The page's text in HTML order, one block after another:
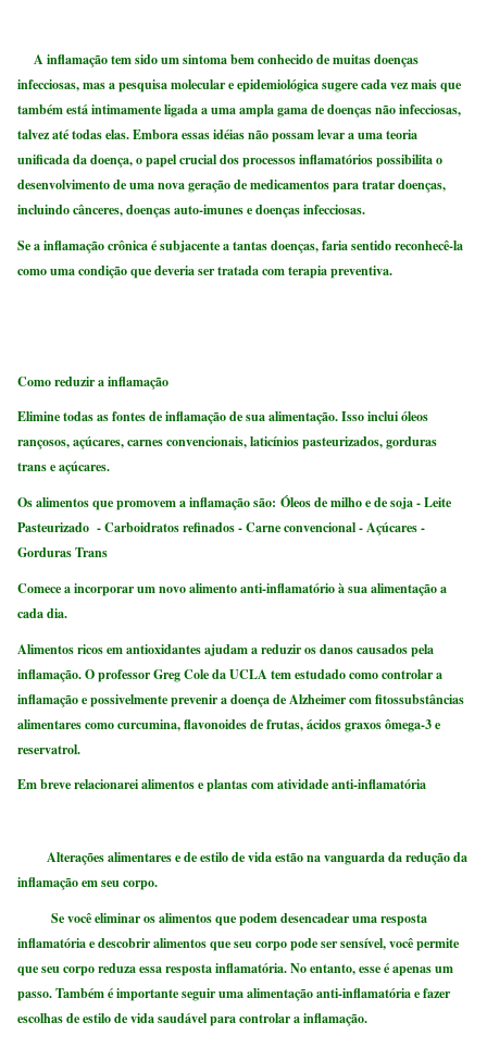
A inflamação tem sido um sintoma bem conhecido de muitas doenças
infecciosas, mas a pesquisa molecular e epidemiológica sugere cada vez mais que
também está intimamente ligada a uma ampla gama de doenças não infecciosas,
talvez até todas elas. Embora essas idéias não possam levar a uma teoria
unificada da doença, o papel crucial dos processos inflamatórios possibilita o
desenvolvimento de uma nova geração de medicamentos para tratar doenças,
incluindo cânceres, doenças auto-imunes e doenças infecciosas.
Se a inflamação crônica é subjacente a tantas doenças, faria sentido reconhecê-la
como uma condição que deveria ser tratada com terapia preventiva.
Como reduzir a inflamação
Elimine todas as fontes de inflamação de sua alimentação. Isso inclui óleos
rançosos, açúcares, carnes convencionais, laticínios pasteurizados, gorduras
trans e açúcares.
Os alimentos que promovem a inflamação são:Óleos de milho e de soja - Leite
Pasteurizado - Carboidratos refinados - Carne convencional - Açúcares -
Gorduras Trans
Comece a incorporar um novo alimento anti-inflamatório à sua alimentação a
cada dia.
Alimentos ricos em antioxidantes ajudam a reduzir os danos causados pela
inflamação. O professor Greg Cole da UCLA tem estudado como controlar a
inflamação e possivelmente prevenir a doença de Alzheimer com fitossubstâncias
alimentares como curcumina, flavonoides de frutas, ácidos graxos ômega-3 e
reservatrol.
Em breve relacionarei alimentos e plantas com atividade anti-inflamatória
Alterações alimentares e de estilo de vida estão na vanguarda da redução da
inflamação em seu corpo.
Se você eliminar os alimentos que podem desencadear uma resposta
inflamatória e descobrir alimentos que seu corpo pode ser sensível, você permite
que seu corpo reduza essa resposta inflamatória. No entanto, esse é apenas um
passo. Também é importante seguir uma alimentação anti-inflamatória e fazer
escolhas de estilo de vida saudável para controlar a inflamação.